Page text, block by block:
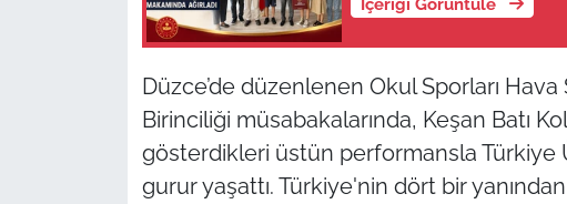
İçeriği Görüntüle
Düzce’de düzenlenen Okul Sporları
Birinciliği müsabakalarında, Keşan Batı
gösterdikleri üstün performansla
gurur yaşattı. Türkiye'nin dört bir
Flaş Haber
Dış Haberler